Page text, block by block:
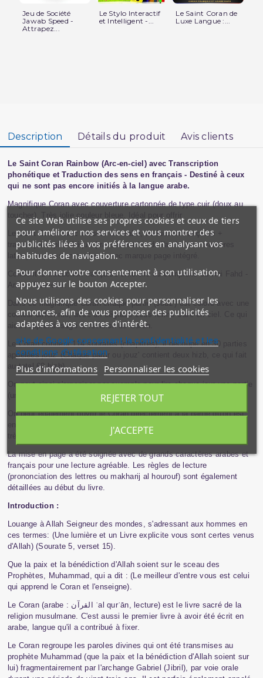
Jeu de Société
Jawab Speed -
Attrapez...
Le Stylo Interactif
et Intelligent -...
Le Saint Coran de
Luxe Langue :...
Description Détails du produit Avis clients
Le Saint Coran Rainbow (Arc-en-ciel) avec Transcription
phonétique et Traduction des sens en français - Destiné à ceux
qui ne sont pas encore initiés à la langue arabe.
Magnifique Coran avec couverture cartonnée de type cuir (doux au
Le saint Coran avec versets en arabe, traduction française +
transcription phonétique (translittération de l'arabe en caractères
latins). Impression couleur, avec marque page intégré.
Contient la traduction française officielle du complexe du Roi Fahd -
Arabie Saoudite.
Dans ce magnifique Coran chaque partie (Jouz') est coloré avec une
couleur différente, avec un dégradé sous forme d'arc-en-ciel. Ce qui
aide l'apprentissage la révision du Coran.
Le Coran contient 114 sourates (chapitres), il découpé en 30 parties
appelées jouz' (Chaque partir ou jouz' contient deux hizb, ce qui fait
au total 60 hizb).
On peut ainsi s'organiser par exemple pour lire chaque jour une partie
(une couleur) et finir ainsi la lecture du Coran en un mois.
On peut également ouvrir le Coran directement à la partie qu'on est
La mise en page a été soignée avec de grands caractères arabes et
français pour une lecture agréable. Les règles de lecture
(prononciation des lettres ou makharij al hourouf) sont également
détaillées au début du livre.
Introduction :
Louange à Allah Seigneur des mondes, s'adressant aux hommes en
ces termes: (Une lumière et un Livre explicite vous sont certes venus
d'Allah) (Sourate 5, verset 15).
Que la paix et la bénédiction d'Allah soient sur le sceau des
Prophètes, Muhammad, qui a dit : (Le meilleur d'entre vous est celui
qui apprend le Coran et l'enseigne).
Le Coran (arabe : القرآن ʾal qurʾān , lecture) est le livre sacréde la
religion musulmane. C'est aussi le premier livreà avoirété écrit en
arabe, langue qu'il a contribué à fixer.
Le Coran regroupe les paroles divines qui ont été transmises au
prophète Muhammad (que la paix et la bénédiction d'Allah soient sur
lui) fragmentairement par l'archange Gabriel (Jibril), par voie orale
Ce site Web utilise ses propres cookies et ceux de tiers
pour améliorer nos services et vous montrer des
publicités liées à vos préférences en analysant vos
habitudes de navigation.
Pour donner votre consentement à son utilisation,
appuyez sur le bouton Accepter.
Nous utilisons des cookies pour personnaliser les
annonces, afin de vous proposer des publicités
adaptées à vos centres d'intérêt.
site de Google concernant la confidentialité et les
conditions d'utilisation
Plus d'informations Personnaliser les cookies
REJETER TOUT
J'ACCEPTE